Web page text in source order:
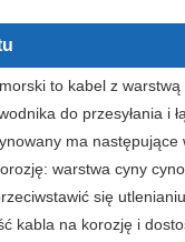
to kabel z
do przesyłania i
ma następujące
warstwa cyny
się
kabla na korozję i